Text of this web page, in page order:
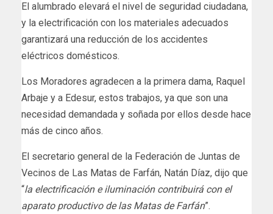
El alumbrado elevará el nivel de seguridad ciudadana,
y la electrificación con los materiales adecuados
garantizará una reducción de los accidentes
eléctricos domésticos.
Los Moradores agradecen a la primera dama, Raquel
Arbaje y a Edesur, estos trabajos, ya que son una
necesidad demandada y soñada por ellos desde hace
más de cinco años.
El secretario general de la Federación de Juntas de
Vecinos de Las Matas de Farfán, Natán Díaz, dijo que
“la electrificación e iluminación contribuirá con el
aparato productivo de las Matas de Farfán”.